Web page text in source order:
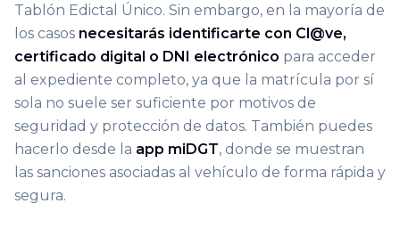
Tablón Edictal Único. Sin embargo, en la mayoría de
los casos necesitarás identificarte con Cl@ve,
certificado digital o DNI electrónico para acceder
al expediente completo, ya que la matrícula por sí
sola no suele ser suficiente por motivos de
seguridad y protección de datos. También puedes
hacerlo desde la app miDGT, donde se muestran
las sanciones asociadas al vehículo de forma rápida y
segura.